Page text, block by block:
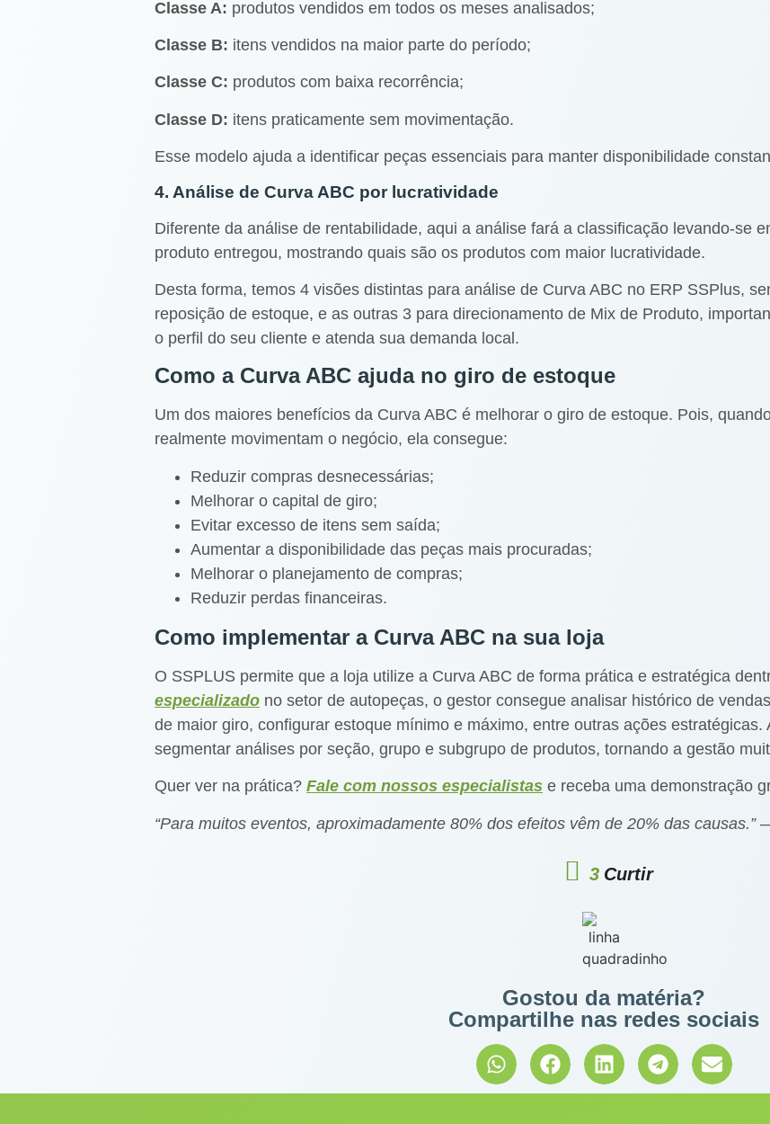
Classe A: produtos vendidos em todos os meses analisados;
Classe B: itens vendidos na maior parte do período;
Classe C: produtos com baixa recorrência;
Classe D: itens praticamente sem movimentação.
Esse modelo ajuda a identificar peças essenciais para manter disponibilidade
4. Análise de Curva ABC por lucratividade
Diferente da análise de rentabilidade, aqui a análise fará a classificação levando-se
produto entregou, mostrando quais são os produtos com maior lucratividade.
Desta forma, temos 4 visões distintas para análise de Curva ABC no ERP SSPlus,
reposição de estoque, e as outras 3 para direcionamento de Mix de Produto,
o perfil do seu cliente e atenda sua demanda local.
Como a Curva ABC ajuda no giro de estoque
Um dos maiores benefícios da Curva ABC é melhorar o giro de estoque. Pois,
realmente movimentam o negócio, ela consegue:
Reduzir compras desnecessárias;
Melhorar o capital de giro;
Evitar excesso de itens sem saída;
Aumentar a disponibilidade das peças mais procuradas;
Melhorar o planejamento de compras;
Reduzir perdas financeiras.
Como implementar a Curva ABC na sua loja
O SSPLUS permite que a loja utilize a Curva ABC de forma prática e estratégica
especializado no setor de autopeças, o gestor consegue analisar histórico de
de maior giro, configurar estoque mínimo e máximo, entre outras ações
segmentar análises por seção, grupo e subgrupo de produtos, tornando a gestão
Quer ver na prática? Fale com nossos especialistas e receba uma demonstração
“Para muitos eventos, aproximadamente 80% dos efeitos vêm de 20% das causas.”
3 Curtir
Gostou da matéria?
Compartilhe nas redes sociais